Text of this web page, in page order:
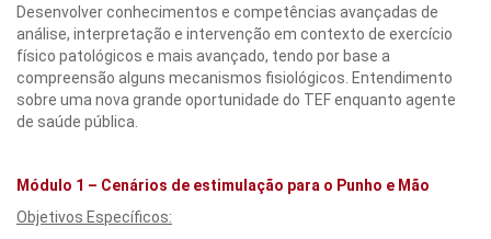
Desenvolver conhecimentos e competências avançadas de
análise, interpretação e intervenção em contexto de exercício
físico patológicos e mais avançado, tendo por base a
compreensão alguns mecanismos fisiológicos. Entendimento
sobre uma nova grande oportunidade do TEF enquanto agente
de saúde pública.
Módulo 1 – Cenários de estimulação para o Punho e Mão
Objetivos Específicos: